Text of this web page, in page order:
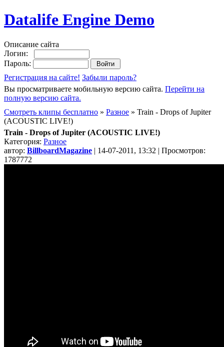
Datalife Engine Demo
Описание сайта
Логин:
Пароль:
Регистрация на сайте! Забыли пароль?
Вы просматриваете мобильную версию сайта. Перейти на
полную версию сайта.
Смотреть клипы бесплатно » Разное » Train - Drops of Jupiter
(ACOUSTIC LIVE!)
Train - Drops of Jupiter (ACOUSTIC LIVE!)
Категория: Разное
автор: BillboardMagazine | 14-07-2011, 13:32 | Просмотров:
1787772